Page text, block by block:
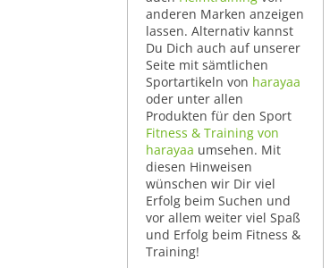
anderen Marken anzeigen
lassen. Alternativ kannst
Du Dich auch auf unserer
Seite mit sämtlichen
Sportartikeln von harayaa
oder unter allen
Produkten für den Sport
Fitness & Training von
harayaa umsehen. Mit
diesen Hinweisen
wünschen wir Dir viel
Erfolg beim Suchen und
vor allem weiter viel Spaß
und Erfolg beim Fitness &
Training!